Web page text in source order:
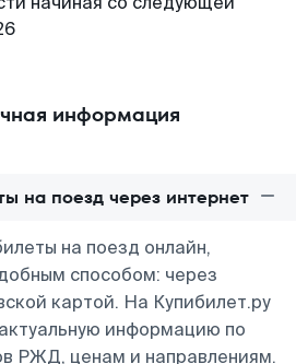
информация
на поезд через интернет
на поезд онлайн,
способом: через
картой. На Купибилет.ру
информацию по
РЖД, ценам и направлениям.